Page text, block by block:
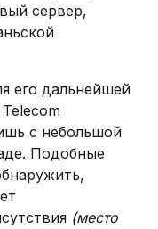
сервер,
его дальнейшей
с небольшой
Подобные
(место